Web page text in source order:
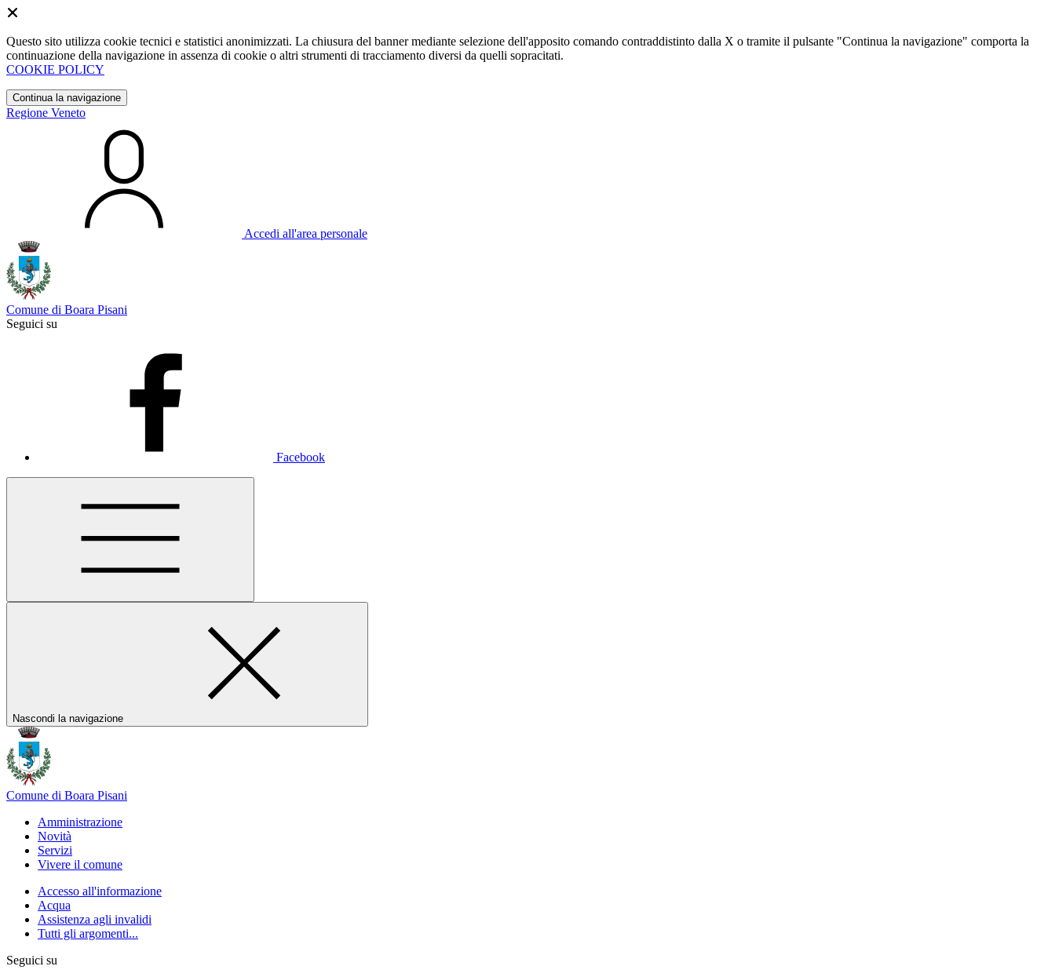
Questo sito utilizza cookie tecnici e statistici anonimizzati. La chiusura del banner mediante selezione dell'apposito comando contraddistinto dalla X o tramite il pulsante "Continua la navigazione" comporta la
continuazione della navigazione in assenza di cookie o altri strumenti di tracciamento diversi da quelli sopracitati.
COOKIE POLICY
Continua la navigazione
Regione Veneto
Accedi all'area personale
Comune di Boara Pisani
Seguici su
Facebook
Nascondi la navigazione
Comune di Boara Pisani
Amministrazione
Novità
Servizi
Vivere il comune
Accesso all'informazione
Acqua
Assistenza agli invalidi
Tutti gli argomenti...
Seguici su